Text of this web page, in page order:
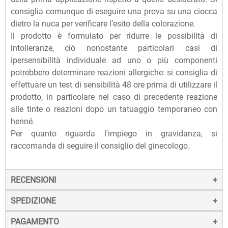
consiglia comunque di eseguire una prova su una ciocca
dietro la nuca per verificare l’esito della colorazione.
Il prodotto è formulato per ridurre le possibilità di
intolleranze, ciò nonostante particolari casi di
ipersensibilità individuale ad uno o più componenti
potrebbero determinare reazioni allergiche: si consiglia di
effettuare un test di sensibilità 48 ore prima di utilizzare il
prodotto, in particolare nel caso di precedente reazione
alle tinte o reazioni dopo un tatuaggio temporaneo con
henné.
Per quanto riguarda l'impiego in gravidanza, si
raccomanda di seguire il consiglio del ginecologo.
RECENSIONI
SPEDIZIONE
La spedizione dei prodotti avviene entro 24 ore dall'ordine
PAGAMENTO